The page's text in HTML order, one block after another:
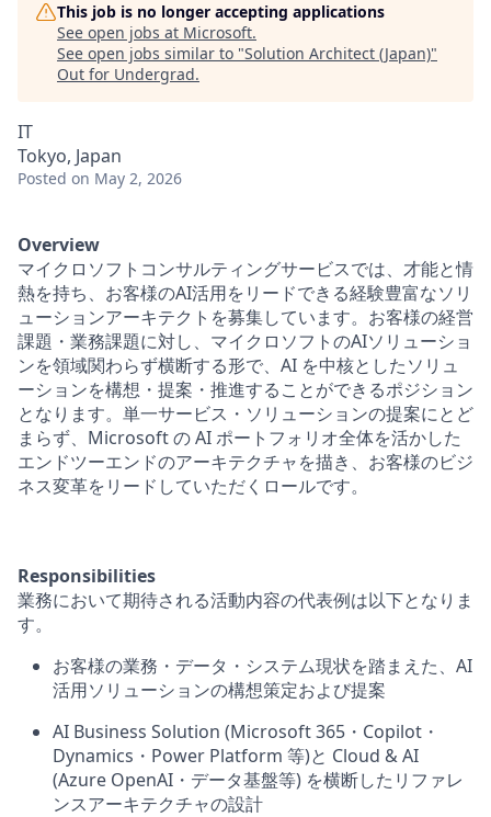
This job is no longer accepting applications
See open jobs at Microsoft.
See open jobs similar to "Solution Architect (Japan)"
Out for Undergrad.
IT
Tokyo, Japan
Posted on May 2, 2026
Overview
マイクロソフトコンサルティングサービスでは、才能と情
熱を持ち、お客様のAI活用をリードできる経験豊富なソリ
ューションアーキテクトを募集しています。お客様の経営
課題・業務課題に対し、マイクロソフトのAIソリューショ
ンを領域関わらず横断する形で、 AI を中核としたソリュ
ーションを構想・提案・推進することができるポジション
となります。単一サービス・ソリューションの提案にとど
まらず、 MicrosoftのAIポートフォリオ全体を活かした
エンドツーエンドのアーキテクチャを描き、お客様のビジ
ネス変革をリードしていただくロールです。
Responsibilities
業務において期待される活動内容の代表例は以下となりま
す。
お客様の業務・データ・システム現状を踏まえた、 AI
活用ソリューションの構想策定および提案
AI Business Solution (Microsoft 365・Copilot・
Dynamics・Power Platform 等)と Cloud & AI
(Azure OpenAI・ データ基盤等) を横断したリファレ
ンスアーキテクチャの設計